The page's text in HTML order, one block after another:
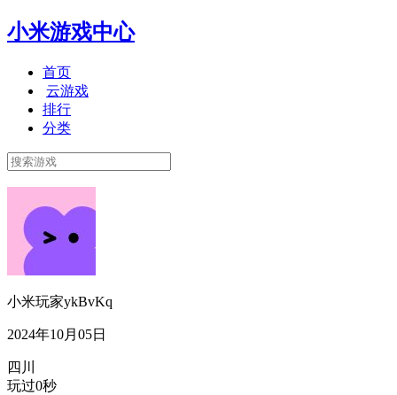
小米游戏中心
首页
云游戏
排行
分类
小米玩家ykBvKq
2024年10月05日
四川
玩过0秒